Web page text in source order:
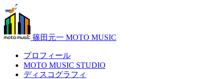
篠田元一 MOTO MUSIC
プロフィール
MOTO MUSIC STUDIO
ディスコグラフィ